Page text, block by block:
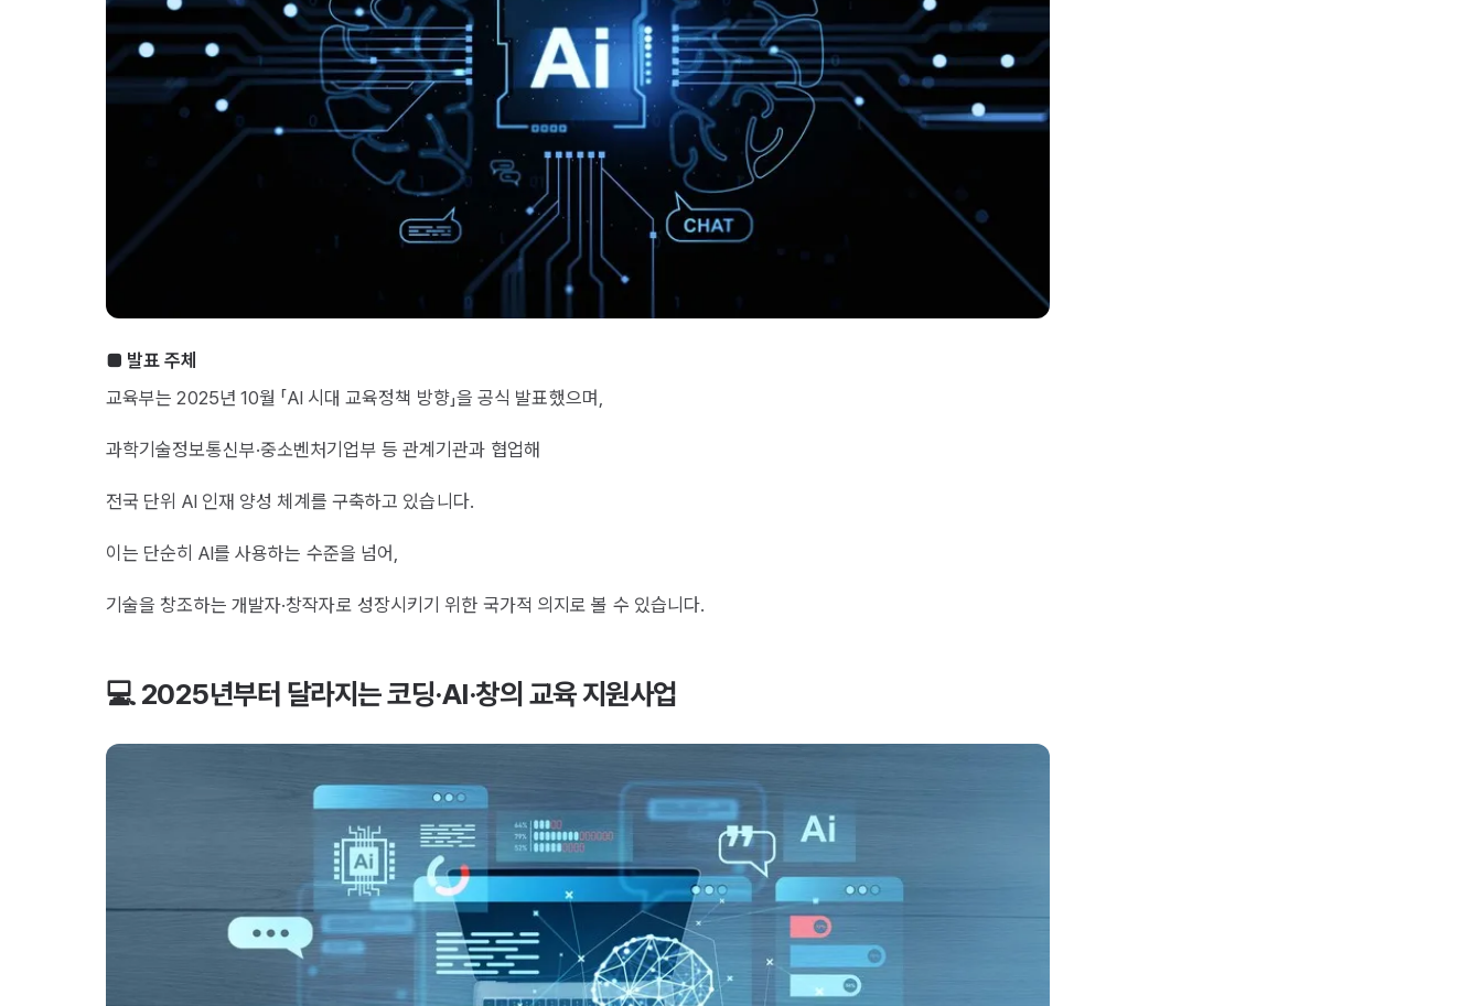
■ 발표 주체
교육부는 2025년 10월 「AI 시대 교육정책 방향」을 공식 발표했으며,
과학기술정보통신부·중소벤처기업부 등 관계기관과 협업해
전국 단위 AI 인재 양성 체계를 구축하고 있습니다.
이는 단순히 AI를 사용하는 수준을 넘어,
기술을 창조하는 개발자·창작자로 성장시키기 위한 국가적 의지로 볼 수 있습니다.
💻 2025년부터 달라지는 코딩·AI·창의 교육 지원사업